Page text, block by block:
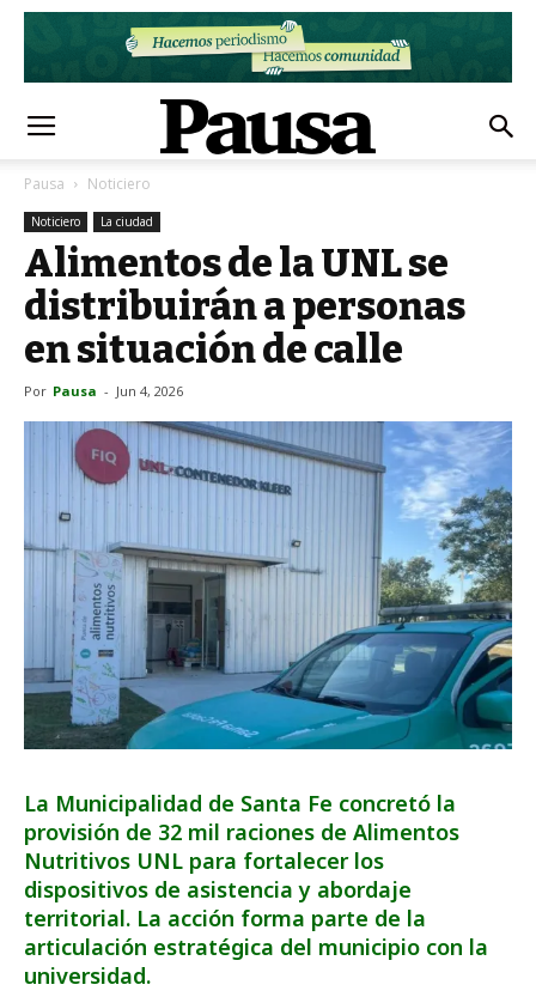
Pausa Noticiero
Noticiero La ciudad
Alimentos de la UNL se
distribuirán a personas
en situación de calle
Por Pausa - Jun 4, 2026
La Municipalidad de Santa Fe concretó la
provisión de 32 mil raciones de Alimentos
Nutritivos UNL para fortalecer los
dispositivos de asistencia y abordaje
territorial. La acción forma parte de la
articulación estratégica del municipio con la
universidad.